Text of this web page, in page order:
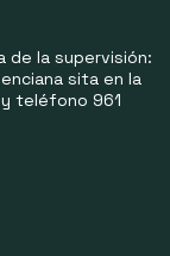
de la supervisión:
sita en la
y teléfono 961